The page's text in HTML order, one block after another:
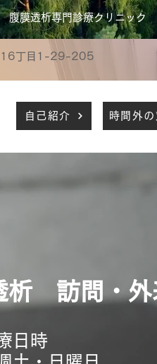
腹膜透析専門診療クリニック
16丁目1-29-205
自己紹介 時間外
析 訪問・外
日時